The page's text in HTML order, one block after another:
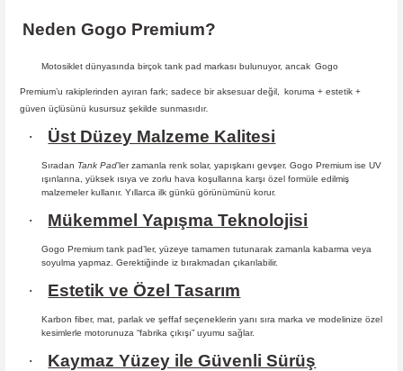
Neden Gogo Premium?
Motosiklet dünyasında birçok tank pad markası bulunuyor, ancak Gogo
Premium’u rakiplerinden ayıran fark; sadece bir aksesuar değil,
koruma + estetik +
güven üçlüsünü kusursuz şekilde sunmasıdır.
· Üst Düzey Malzeme Kalitesi
Sıradan Tank Pad’ler zamanla renk solar, yapışkanı gevşer. Gogo Premium ise UV
ışınlarına, yüksek ısıya ve zorlu hava koşullarına karşı özel formüle edilmiş
malzemeler kullanır. Yıllarca ilk günkü görünümünü korur.
· Mükemmel Yapışma Teknolojisi
Gogo Premium tank pad’ler, yüzeye tamamen tutunarak zamanla kabarma veya
soyulma yapmaz. Gerektiğinde iz bırakmadan çıkarılabilir.
· Estetik ve Özel Tasarım
Karbon fiber, mat, parlak ve şeffaf seçeneklerin yanı sıra marka ve modelinize özel
kesimlerle motorunuza “fabrika çıkışı” uyumu sağlar.
· Kaymaz Yüzey ile Güvenli Sürüş